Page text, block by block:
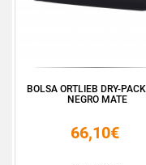
BOLSA ORTLIEB DRY-
NEGRO MATE
66,10€